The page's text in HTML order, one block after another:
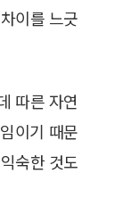
이를 느긋
따른 자연
이기 때문
숙한 것도